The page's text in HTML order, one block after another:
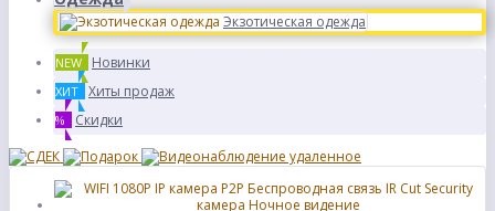
Экзотическая одежда
NEW Новинки
ХИТ Хиты продаж
% Скидки